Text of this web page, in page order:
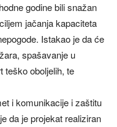
godine bili snažan
jačanja kapaciteta
Istakao je da će
spašavanje u
teško oboljelih, te
i komunikacije i zaštitu
da je projekat realiziran